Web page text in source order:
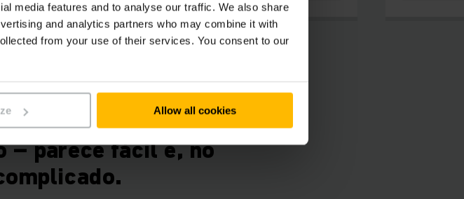
media features and to analyse our traffic. We also share
and analytics partners who may combine it with
from your use of their services. You consent to our
Allow all cookies
– parece fácil e, no